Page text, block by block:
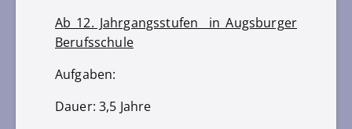
Ab 12. Jahrgangsstufen in Augsburger
Berufsschule
Aufgaben:
Dauer: 3,5 Jahre